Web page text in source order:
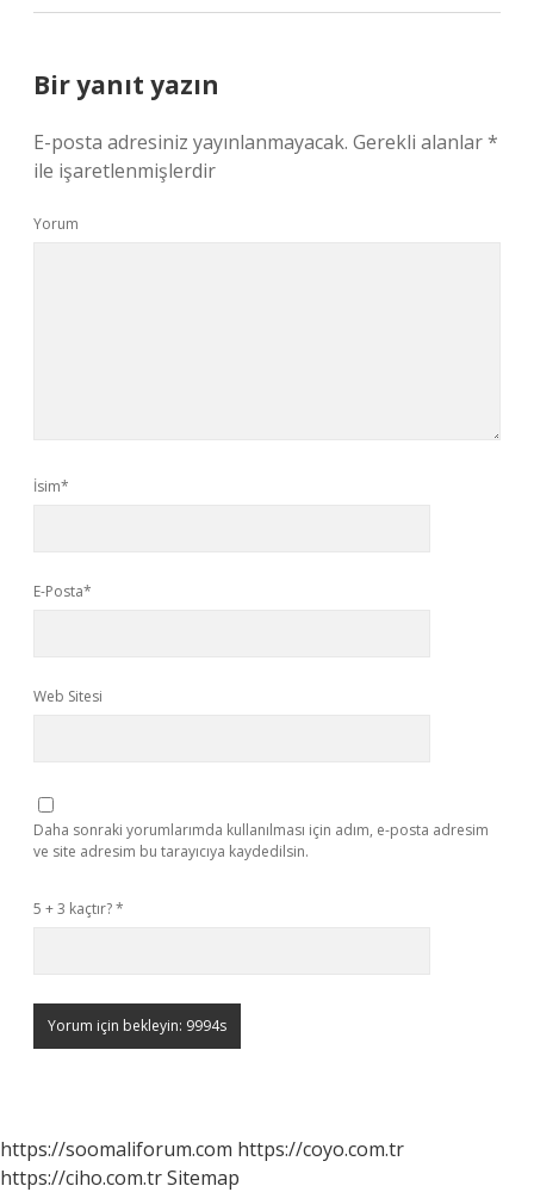
Bir yanıt yazın
E-posta adresiniz yayınlanmayacak. Gerekli alanlar*
ile işaretlenmişlerdir
Yorum
İsim*
E-Posta*
Web Sitesi
Daha sonraki yorumlarımda kullanılması için adım, e-posta adresim
ve site adresim bu tarayıcıya kaydedilsin.
5 + 3 kaçtır?*
https://soomaliforum.com https://coyo.com.tr
https://ciho.com.trSitemap